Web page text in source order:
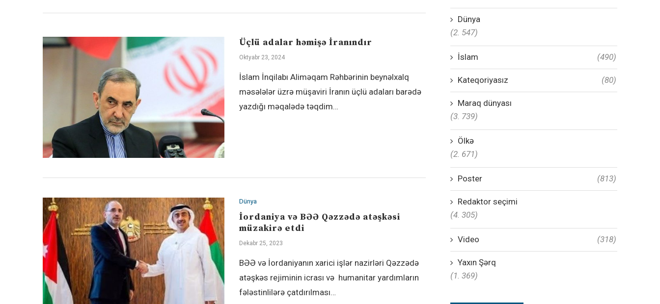
Üçlü adalar həmişə İranındır
Oktyabr 23, 2024
İslam İnqilabı Aliməqam Rəhbərinin beynəlxalq
məsələlər üzrə müşaviri İranın üçlü adaları barədə
yazdığı məqalədə təqdim…
Dünya
İordaniya və BƏƏ Qəzzədə atəşkəsi
müzakirə etdi
Dekabr 25, 2023
BƏƏ və İordaniyanın xarici işlər nazirləri Qəzzədə
atəşkəs rejiminin icrası və humanitar yardımların
fələstinlilərə çatdırılması…
Dünya
(2. 547)
İslam (490)
Kateqoriyasız (80)
Maraq dünyası
(3. 739)
Ölkə
(2. 671)
Poster (813)
Redaktor seçimi
(4. 305)
Video (318)
Yaxın Şərq
(1. 369)